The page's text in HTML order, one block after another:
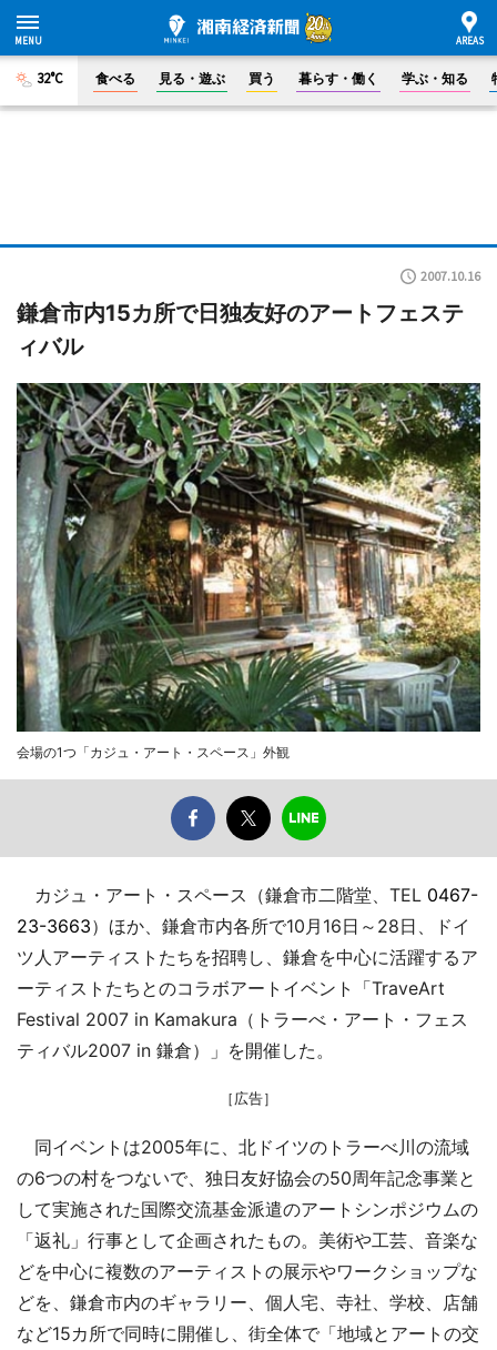
32°C 食べる 見る・遊ぶ 買う 暮らす・働く 学ぶ・知る
2007.10.16
鎌倉市内15カ所で日独友好のアートフェステ
ィバル
会場の1つ「カジュ・アート・スペース」外観
カジュ・アート・スペース（鎌倉市二階堂、TEL 0467-
23-3663）ほか、鎌倉市内各所で10月16日～28日、ドイ
ツ人アーティストたちを招聘し、鎌倉を中心に活躍するア
ーティストたちとのコラボアートイベント「TraveArt
Festival 2007 in Kamakura（トラーべ・アート・フェス
ティバル2007 in 鎌倉）」を開催した。
［広告］
同イベントは2005年に、北ドイツのトラーべ川の流域
の6つの村をつないで、独日友好協会の50周年記念事業と
して実施された国際交流基金派遣のアートシンポジウムの
「返礼」行事として企画されたもの。美術や工芸、音楽な
どを中心に複数のアーティストの展示やワークショップな
どを、鎌倉市内のギャラリー、個人宅、寺社、学校、店舗
など15カ所で同時に開催し、街全体で「地域とアートの交